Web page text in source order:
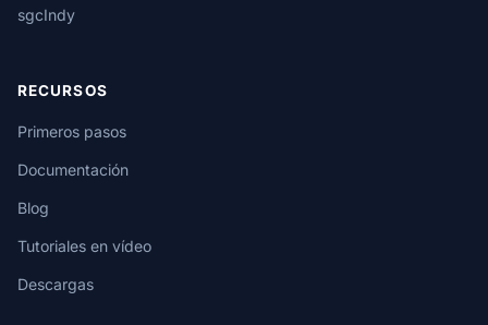
sgcIndy
RECURSOS
Primeros pasos
Documentación
Blog
Tutoriales en vídeo
Descargas